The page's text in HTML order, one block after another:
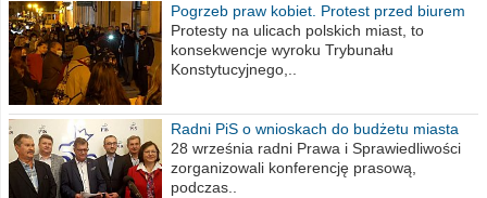
Pogrzeb praw kobiet. Protest przed biurem
poselskim PiS
Protesty na ulicach polskich miast, to
konsekwencje wyroku Trybunału
Konstytucyjnego,..
Radni PiS o wnioskach do budżetu miasta
na 2021 rok
28 września radni Prawa i Sprawiedliwości
zorganizowali konferencję prasową,
podczas..